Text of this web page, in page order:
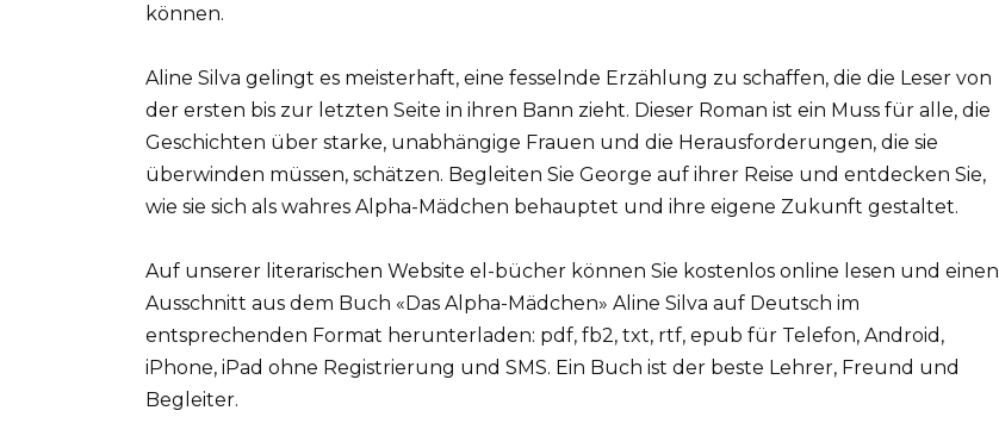
können.
Aline Silva gelingt es meisterhaft, eine fesselnde Erzählung zu schaffen, die die Leser von
der ersten bis zur letzten Seite in ihren Bann zieht. Dieser Roman ist ein Muss für alle, die
Geschichten über starke, unabhängige Frauen und die Herausforderungen, die sie
überwinden müssen, schätzen. Begleiten Sie George auf ihrer Reise und entdecken Sie,
wie sie sich als wahres Alpha-Mädchen behauptet und ihre eigene Zukunft gestaltet.
Auf unserer literarischen Website el-bücher können Sie kostenlos online lesen und einen
Ausschnitt aus dem Buch «Das Alpha-Mädchen» Aline Silva auf Deutsch im
entsprechenden Format herunterladen: pdf, fb2, txt, rtf, epub für Telefon, Android,
iPhone, iPad ohne Registrierung und SMS. Ein Buch ist der beste Lehrer, Freund und
Begleiter.